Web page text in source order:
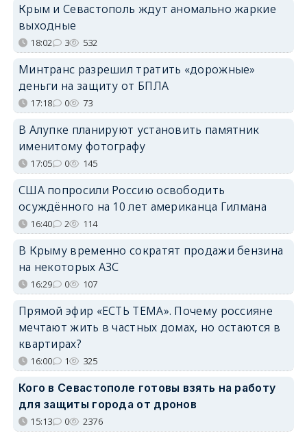
Крым и Севастополь ждут аномально жаркие
выходные
18:02 3 532
Минтранс разрешил тратить «дорожные»
деньги на защиту от БПЛА
17:18 0 73
В Алупке планируют установить памятник
именитому фотографу
17:05 0 145
США попросили Россию освободить
осуждённого на 10 лет американца Гилмана
16:40 2 114
В Крыму временно сократят продажи бензина
на некоторых АЗС
16:29 0 107
Прямой эфир «ЕСТЬ ТЕМА». Почему россияне
мечтают жить в частных домах, но остаются в
квартирах?
16:00 1 325
Кого в Севастополе готовы взять на работу
для защиты города от дронов
15:13 0 2376